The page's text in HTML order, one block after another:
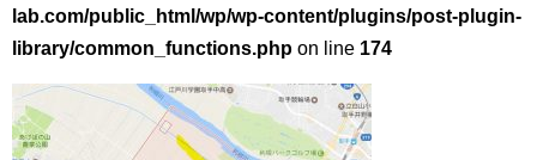
lab.com/public_html/wp/wp-content/plugins/post-plugin-
library/common_functions.php on line 174